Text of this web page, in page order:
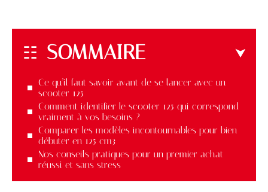
SOMMAIRE
Ce qu’il faut savoir avant de se lancer avec un
scooter 125
Comment identifier le scooter 125 qui correspond
vraiment à vos besoins ?
Comparer les modèles incontournables pour bien
débuter en 125 cm3
Nos conseils pratiques pour un premier achat
réussi et sans stress